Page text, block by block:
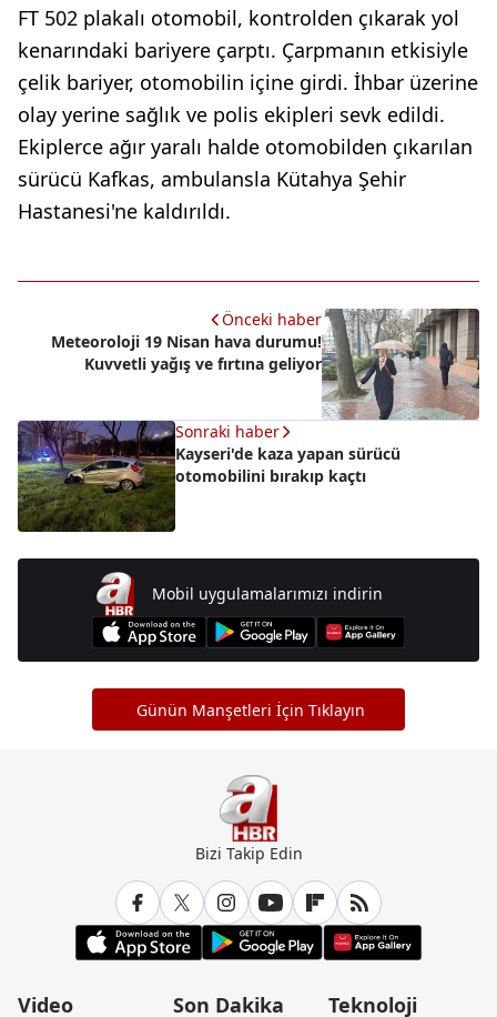
FT 502 plakalı otomobil, kontrolden çıkarak yol
kenarındaki bariyere çarptı. Çarpmanın etkisiyle
çelik bariyer, otomobilin içine girdi. İhbar üzerine
olay yerine sağlık ve polis ekipleri sevk edildi.
Ekiplerce ağır yaralı halde otomobilden çıkarılan
sürücü Kafkas, ambulansla Kütahya Şehir
Hastanesi'ne kaldırıldı.
Önceki haber
Meteoroloji 19 Nisan hava durumu!
Kuvvetli yağış ve fırtına geliyor
Sonraki haber
Kayseri'de kaza yapan sürücü
otomobilini bırakıp kaçtı
Mobil uygulamalarımızı indirin
Günün Manşetleri İçin Tıklayın
Bizi Takip Edin
Video Son Dakika Teknoloji